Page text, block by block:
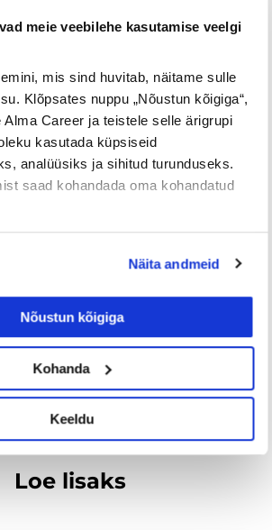
meie veebilehe kasutamise veelgi
mis sind huvitab, näitame sulle
Klõpsates nuppu „Nõustun kõigiga“,
Alma Career ja teistele selle ärigrupi
kasutada küpsiseid
analüüsiks ja sihitud turunduseks.
saad kohandada oma kohandatud
Näita andmeid
Nõustun kõigiga
Kohanda
Keeldu
€ Avaliku
palgaga töö
Kaugtöö ja
kodukontor
Lisateenimise
võimalus
Töö
Loe lisaks